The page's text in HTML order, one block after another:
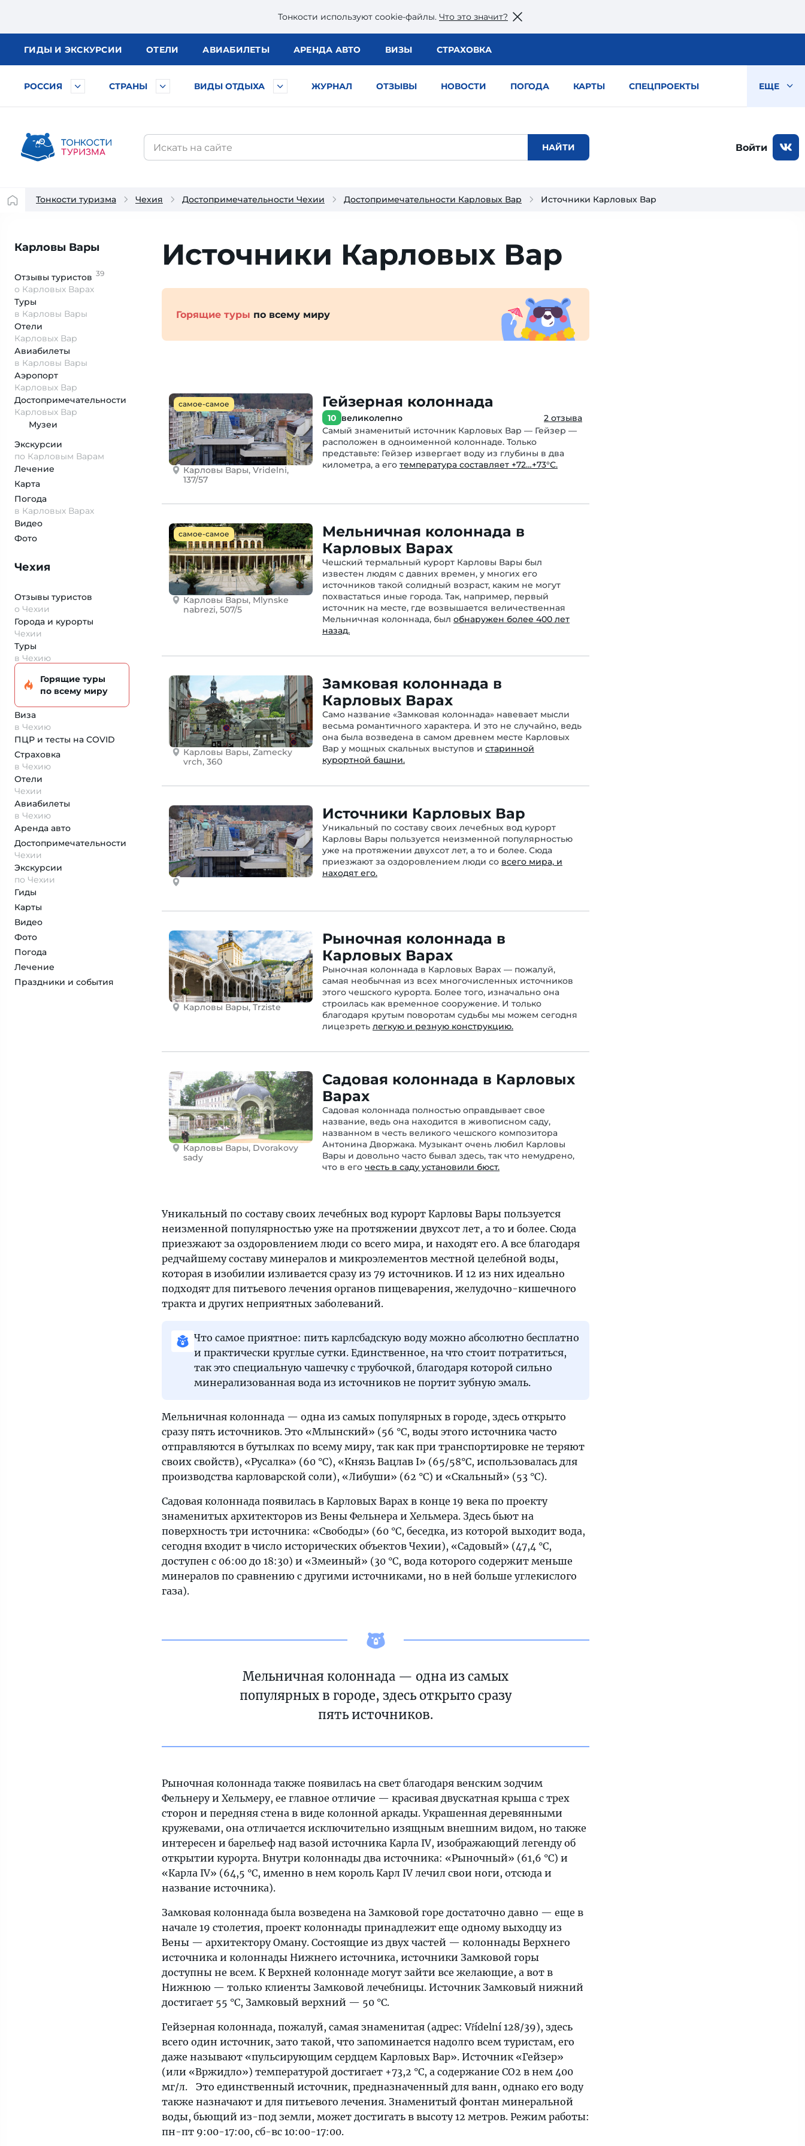
Тонкости используют сookie-файлы. Что это значит?
ГИДЫ И ЭКСКУРСИИ ОТЕЛИ АВИАБИЛЕТЫ АРЕНДА АВТО ВИЗЫ СТРАХОВКА
РОССИЯ СТРАНЫ ВИДЫ ОТДЫХА ЖУРНАЛ ОТЗЫВЫ НОВОСТИ ПОГОДА КАРТЫ СПЕЦПРОЕКТЫ ЕЩЕ
Войти
Тонкости туризма Чехия Достопримечательности Чехии Достопримечательности Карловых Вар Источники Карловых Вар
Карловы Вары
Отзывы туристов 39
о Карловых Варах
Туры
в Карловы Вары
Отели
Карловых Вар
Авиабилеты
в Карловы Вары
Аэропорт
Карловых Вар
Достопримеча­тельности
Карловых Вар
Музеи
Экскурсии
по Карловым Варам
Лечение
Карта
Погода
в Карловых Варах
Видео
Фото
Чехия
Отзывы туристов
о Чехии
Города и курорты
Чехии
Туры
в Чехию
Горящие туры
по всему миру
Виза
в Чехию
ПЦР и тесты на COVID
Страховка
в Чехию
Отели
Чехии
Авиабилеты
в Чехию
Аренда авто
Достопримеча­тельности
Чехии
Экскурсии
по Чехии
Гиды
Карты
Видео
Фото
Погода
Лечение
Праздники и события
Источники Карловых Вар
Горящие туры по всему миру
самое-самое
Карловы Вары, Vridelni,
137/57
Гейзерная колоннада
10 великолепно
2 отзыва
Самый знаменитый источник Карловых Вар — Гейзер —
расположен в одноименной колоннаде. Только
представьте: Гейзер извергает воду из глубины в два
километра, а его температура составляет +72…+73°С.
самое-самое
Карловы Вары, Mlynske
nabrezi, 507/5
Мельничная колоннада в
Карловых Варах
Чешский термальный курорт Карловы Вары был
известен людям с давних времен, у многих его
источников такой солидный возраст, каким не могут
похвастаться иные города. Так, например, первый
источник на месте, где возвышается величественная
Мельничная колоннада, был обнаружен более 400 лет
назад.
Карловы Вары, Zamecky
vrch, 360
Замковая колоннада в
Карловых Варах
Само название «Замковая колоннада» навевает мысли
весьма романтичного характера. И это не случайно, ведь
она была возведена в самом древнем месте Карловых
Вар у мощных скальных выступов и старинной
курортной башни.
Источники Карловых Вар
Уникальный по составу своих лечебных вод курорт
Карловы Вары пользуется неизменной популярностью
уже на протяжении двухсот лет, а то и более. Сюда
приезжают за оздоровлением люди со всего мира, и
находят его.
Карловы Вары, Trziste
Рыночная колоннада в
Карловых Варах
Рыночная колоннада в Карловых Варах — пожалуй,
самая необычная из всех многочисленных источников
этого чешского курорта. Более того, изначально она
строилась как временное сооружение. И только
благодаря крутым поворотам судьбы мы можем сегодня
лицезреть легкую и резную конструкцию.
Карловы Вары, Dvorakovy
sady
Садовая колоннада в Карловых
Варах
Садовая колоннада полностью оправдывает свое
название, ведь она находится в живописном саду,
названном в честь великого чешского композитора
Антонина Дворжака. Музыкант очень любил Карловы
Вары и довольно часто бывал здесь, так что немудрено,
что в его честь в саду установили бюст.
Уникальный по составу своих лечебных вод курорт Карловы Вары пользуется
неизменной популярностью уже на протяжении двухсот лет, а то и более. Сюда
приезжают за оздоровлением люди со всего мира, и находят его. А все благодаря
редчайшему составу минералов и микроэлементов местной целебной воды,
которая в изобилии изливается сразу из 79 источников. И 12 из них идеально
подходят для питьевого лечения органов пищеварения, желудочно-кишечного
тракта и других неприятных заболеваний.
Что самое приятное: пить карлсбадскую воду можно абсолютно бесплатно
и практически круглые сутки. Единственное, на что стоит потратиться,
так это специальную чашечку с трубочкой, благодаря которой сильно
минерализованная вода из источников не портит зубную эмаль.
Мельничная колоннада — одна из самых популярных в городе, здесь открыто
сразу пять источников. Это «Млынский» (56 °C, воды этого источника часто
отправляются в бутылках по всему миру, так как при транспортировке не теряют
своих свойств), «Русалка» (60 °C), «Князь Вацлав I» (65/58°C, использовалась для
производства карловарской соли), «Либуши» (62 °C) и «Скальный» (53 °C).
Садовая колоннада появилась в Карловых Варах в конце 19 века по проекту
знаменитых архитекторов из Вены Фельнера и Хельмера. Здесь бьют на
поверхность три источника: «Свободы» (60 °C, беседка, из которой выходит вода,
сегодня входит в число исторических объектов Чехии), «Садовый» (47,4 °C,
доступен с 06:00 до 18:30) и «Змеиный» (30 °C, вода которого содержит меньше
минералов по сравнению с другими источниками, но в ней больше углекислого
газа).
Мельничная колоннада — одна из самых
популярных в городе, здесь открыто сразу
пять источников.
Рыночная колоннада также появилась на свет благодаря венским зодчим
Фельнеру и Хельмеру, ее главное отличие — красивая двускатная крыша с трех
сторон и передняя стена в виде колонной аркады. Украшенная деревянными
кружевами, она отличается исключительно изящным внешним видом, но также
интересен и барельеф над вазой источника Карла IV, изображающий легенду об
открытии курорта. Внутри колоннады два источника: «Рыночный» (61,6 °C) и
«Карла IV» (64,5 °C, именно в нем король Карл IV лечил свои ноги, отсюда и
название источника).
Замковая колоннада была возведена на Замковой горе достаточно давно — еще в
начале 19 столетия, проект колоннады принадлежит еще одному выходцу из
Вены — архитектору Оману. Состоящие из двух частей — колоннады Верхнего
источника и колоннады Нижнего источника, источники Замковой горы
доступны не всем. К Верхней колоннаде могут зайти все желающие, а вот в
Нижнюю — только клиенты Замковой лечебницы. Источник Замковый нижний
достигает 55 °C, Замковый верхний — 50 °C.
Гейзерная колоннада, пожалуй, самая знаменитая (адрес: Vřídelní 128/39), здесь
всего один источник, зато такой, что запоминается надолго всем туристам, его
даже называют «пульсирующим сердцем Карловых Вар». Источник «Гейзер»
(или «Вржидло») температурой достигает +73,2 °C, а содержание СО2 в нем 400
мг/л. Это единственный источник, предназначенный для ванн, однако его воду
также назначают и для питьевого лечения. Знаменитый фонтан минеральной
воды, бьющий из-под земли, может достигать в высоту 12 метров. Режим работы:
пн-пт 9:00-17:00, сб-вс 10:00-17:00.